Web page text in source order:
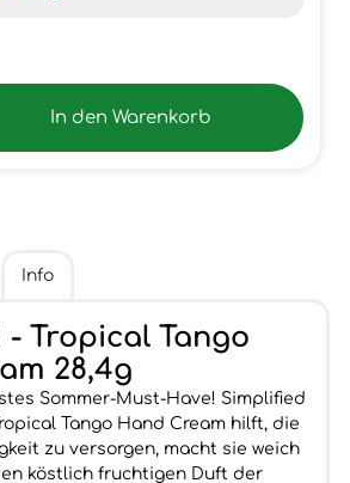
Info
Tropical Tango
28,4g
Sommer-Must-Have! Simplified
Tango Hand Cream hilft, die
zu versorgen, macht sie weich
köstlich fruchtigen Duft der